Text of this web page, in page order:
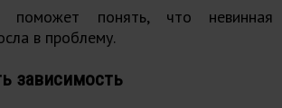
поможет понять, что невинная
в проблему.
зависимость